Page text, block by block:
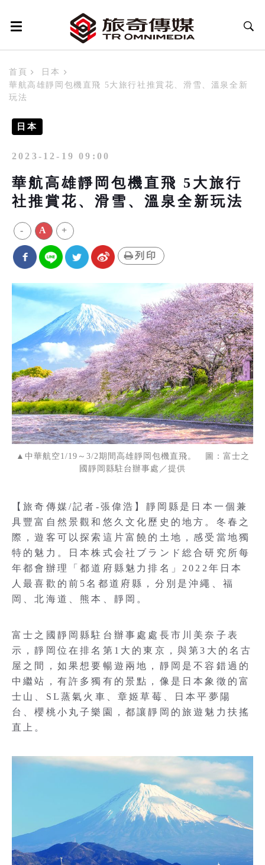
首頁
日本
華航高雄靜岡包機直飛 5大旅行社推賞花、滑雪、溫泉全新
玩法
日本
2023-12-19 09:00
華航高雄靜岡包機直飛 5大旅行
社推賞花、滑雪、溫泉全新玩法
- A +
列印
▲中華航空1/19～3/2期間高雄靜岡包機直飛。 圖：富士之
國靜岡縣駐台辦事處／提供
【旅奇傳媒/記者-張偉浩】靜岡縣是日本一個兼
具豐富自然景觀和悠久文化歷史的地方。冬春之
際，遊客可以探索這片富饒的土地，感受當地獨
特的魅力。日本株式会社ブランド総合研究所每
年都會辦理「都道府縣魅力排名」2022年日本
人最喜歡的前5名都道府縣，分別是沖繩、福
岡、北海道、熊本、靜岡。
富士之國靜岡縣駐台辦事處處長市川美奈子表
示，靜岡位在排名第1大的東京，與第3大的名古
屋之間，如果想要暢遊兩地，靜岡是不容錯過的
中繼站，有許多獨有的景點，像是日本象徵的富
士山、SL蒸氣火車、章姬草莓、日本平夢陽
台、櫻桃小丸子樂園，都讓靜岡的旅遊魅力扶搖
直上。